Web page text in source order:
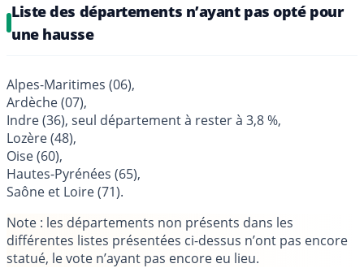
Liste des départements n’ayant pas opté pour
une hausse
Alpes-Maritimes (06),
Ardèche (07),
Indre (36), seul département à rester à 3,8 %,
Lozère (48),
Oise (60),
Hautes-Pyrénées (65),
Saône et Loire (71).
Note : les départements non présents dans les
différentes listes présentées ci-dessus n’ont pas encore
statué, le vote n’ayant pas encore eu lieu.